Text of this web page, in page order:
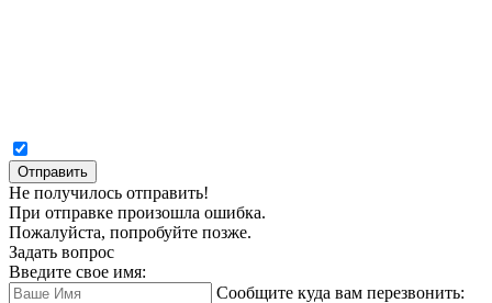
Отправить
Не получилось отправить!
При отправке произошла ошибка.
Пожалуйста, попробуйте позже.
Задать вопрос
Введите свое имя:
Сообщите куда вам перезвонить: